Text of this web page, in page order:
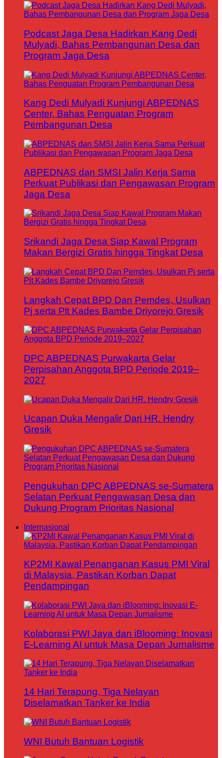
Podcast Jaga Desa Hadirkan Kang Dedi
Mulyadi, Bahas Pembangunan Desa dan
Program Jaga Desa
Kang Dedi Mulyadi Kunjungi ABPEDNAS
Center, Bahas Penguatan Program
Pembangunan Desa
ABPEDNAS dan SMSI Jalin Kerja Sama
Perkuat Publikasi dan Pengawasan Program
Jaga Desa
Srikandi Jaga Desa Siap Kawal Program
Makan Bergizi Gratis hingga Tingkat Desa
Langkah Cepat BPD Dan Pemdes, Usulkan
Pj serta Plt Kades Bambe Driyorejo Gresik
DPC ABPEDNAS Purwakarta Gelar
Perpisahan Anggota BPD Periode 2019–
2027
Ucapan Duka Mengalir Dari HR. Hendry
Gresik
Pengukuhan DPC ABPEDNAS se-Sumatera
Selatan Perkuat Pengawasan Desa dan
Dukung Program Prioritas Nasional
Internasional
KP2MI Kawal Penanganan Kasus PMI Viral
di Malaysia, Pastikan Korban Dapat
Pendampingan
Kolaborasi PWI Jaya dan iBlooming: Inovasi
E-Learning AI untuk Masa Depan Jurnalisme
14 Hari Terapung, Tiga Nelayan
Diselamatkan Tanker ke India
WNI Butuh Bantuan Logistik